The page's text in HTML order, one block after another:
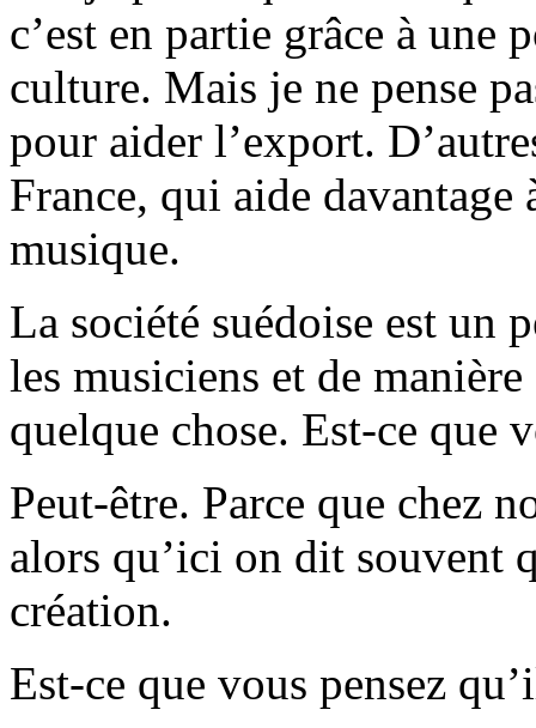
c’est en partie grâce à une
culture. Mais je ne pense
pour aider l’export.
France, qui aide davantage
musique.
La société suédoise est un
les musiciens et de
quelque chose. Est-ce que
Peut-être. Parce que chez
alors qu’ici on dit souvent
création.
Est-ce que vous pensez